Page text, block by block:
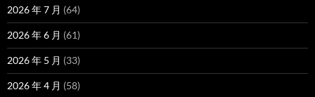
2026 年 7 月 (64)
2026 年 6 月 (61)
2026 年 5 月 (33)
2026 年 4 月 (58)